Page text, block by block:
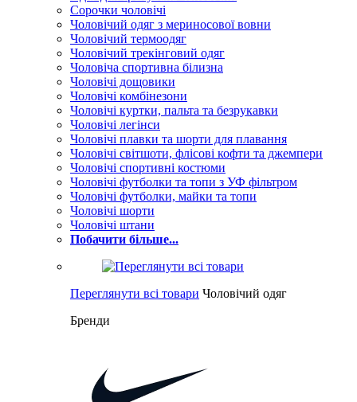
Сорочки чоловічі
Чоловічий одяг з мериносової вовни
Чоловічий термоодяг
Чоловічий трекінговий одяг
Чоловіча спортивна білизна
Чоловічі дощовики
Чоловічі комбінезони
Чоловічі куртки, пальта та безрукавки
Чоловічі легінси
Чоловічі плавки та шорти для плавання
Чоловічі світшоти, флісові кофти та джемпери
Чоловічі спортивні костюми
Чоловічі футболки та топи з УФ фільтром
Чоловічі футболки, майки та топи
Чоловічі шорти
Чоловічі штани
Побачити більше...
Переглянути всі товари Чоловічий одяг
Бренди